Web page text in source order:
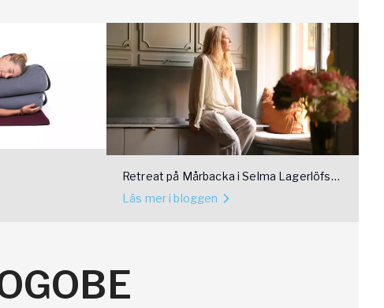
Retreat på Mårbacka i Selma Lagerlöfs
fotspår
Läs mer i bloggen